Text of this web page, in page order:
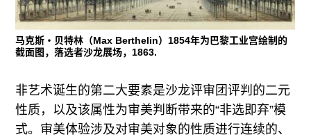
马克斯・贝特林（Max Berthelin）1854年为巴黎工业宫绘制的
截面图，落选者沙龙展场，1863.
非艺术诞生的第二大要素是沙龙评审团评判的二元
性质，以及该属性为审美判断带来的“非选即弃”模
式。审美体验涉及对审美对象的性质进行连续的、